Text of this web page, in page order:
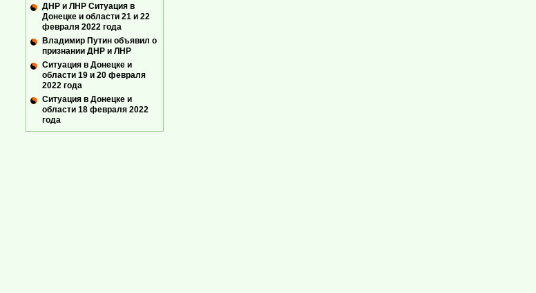
ДНР и ЛНР Ситуация в
Донецке и области 21 и 22
февраля 2022 года
Владимир Путин объявил о
признании ДНР и ЛНР
Ситуация в Донецке и
области 19 и 20 февраля
2022 года
Ситуация в Донецке и
области 18 февраля 2022
года